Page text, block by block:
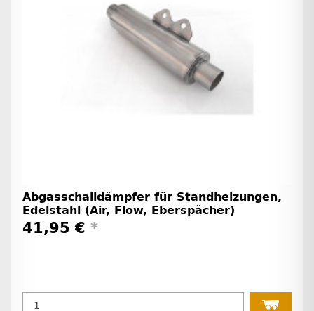
Abgasschalldämpfer für Standheizungen,
Edelstahl (Air, Flow, Eberspächer)
41,95 € *